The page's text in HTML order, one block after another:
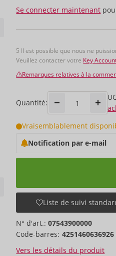
Se connecter maintenant
5 Il est possible que nous ne
Veuillez contacter votre Key
Remarques relatives à la
Quantité:
Vraisemblablement
Notification par e-mail
Liste de suivi
N° d'art.:07543900000
Code-barres: 4251460636926
Vers les détails du produit